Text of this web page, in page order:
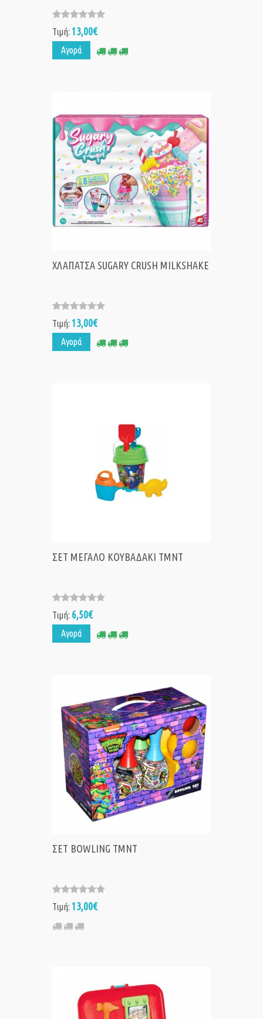
Τιμή: 13,00€
Αγορά
ΧΛΑΠΑΤΣΑ SUGARY CRUSH MILKSHAKE
Τιμή: 13,00€
Αγορά
ΣΕΤ ΜΕΓΑΛΟ KΟΥΒΑΔΑΚΙ TMNT
Τιμή: 6,50€
Αγορά
ΣΕΤ BOWLING TMNT
Τιμή: 13,00€